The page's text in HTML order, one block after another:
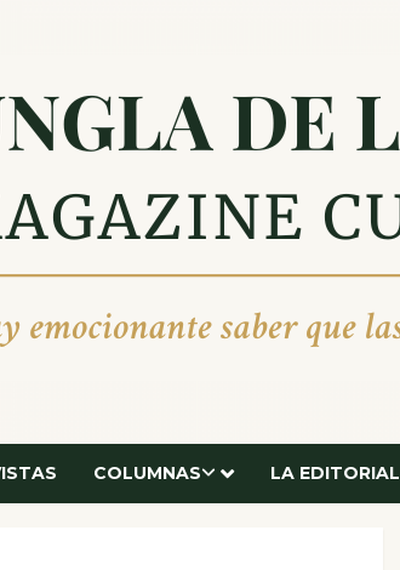
COLUMNAS LA EDITORIAL